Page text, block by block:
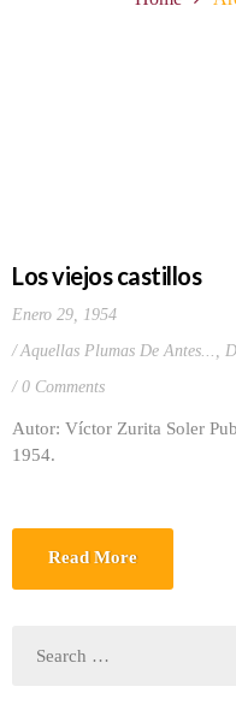
Los viejos castillos
Enero 29, 1954
Aquellas Plumas De Antes... ,
0 Comments
Autor: Víctor Zurita Soler
1954.
Read More